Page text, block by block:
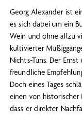
Georg Alexander ist
es sich dabei um ein
Wein und ohne allzu
kultivierter
Nichts-Tuns. Der
freundliche
Doch eines Tages
einen von historischer
dass er direkter